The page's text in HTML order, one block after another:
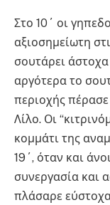
Στο 10΄ οι
αξιοσημείωτη
σουτάρει
αργότερα το
περιοχής
Λίλο. Οι
κομμάτι της
19΄, όταν και
συνεργασία και
πλάσαρε